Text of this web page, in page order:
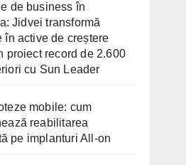
de business în
Jidvei transformă
în active de creștere
proiect record de 2.600
cu Sun Leader
mobile: cum
reabilitarea
pe implanturi All-on